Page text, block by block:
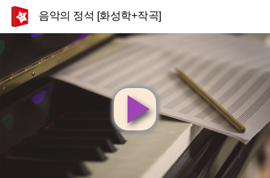
음악의 정석 [화성학+작곡]
영